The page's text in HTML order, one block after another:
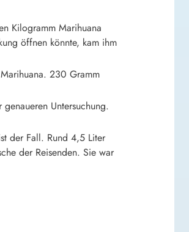
Kilogramm Marihuana
öffnen könnte, kam ihm
230 Gramm
Untersuchung.
der Fall. Rund 4,5 Liter
der Reisenden. Sie war